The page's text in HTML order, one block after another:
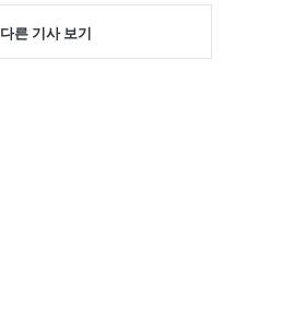
다른 기사 보기